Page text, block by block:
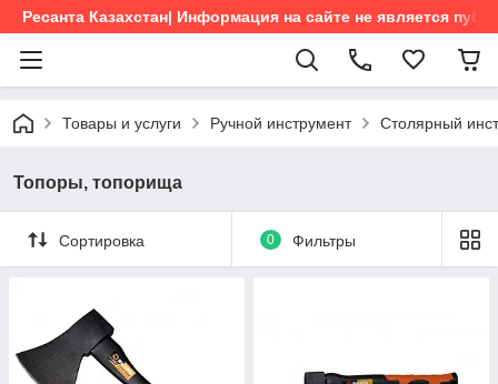
Ресанта Казахстан| Информация на сайте не является
Товары и услуги Ручной инструмент Столярный
Топоры, топорища
Сортировка 0 Фильтры